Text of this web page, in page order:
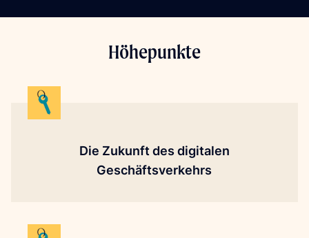
Höhepunkte
Die Zukunft des digitalen
Geschäftsverkehrs